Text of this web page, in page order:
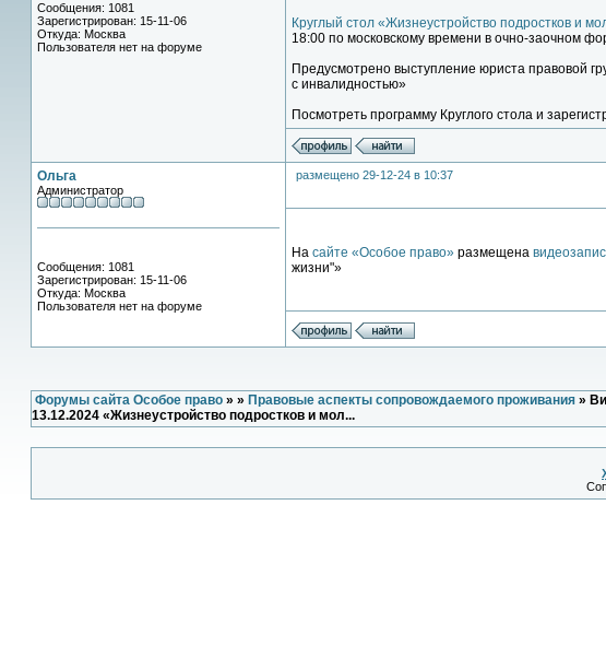
Сообщения: 1081
Зарегистрирован: 15-11-06
Откуда: Москва
Пользователя нет на форуме
Круглый стол «Жизнеустройство подростков и
18:00 по московскому времени в очно-заочном
Предусмотрено выступление юриста правовой
с инвалидностью»
Посмотреть программу Круглого стола и
Ольга
Администратор
Сообщения: 1081
Зарегистрирован: 15-11-06
Откуда: Москва
Пользователя нет на форуме
размещено 29-12-24 в 10:37
На сайте «Особое право» размещена
жизни"»
Форумы сайта Особое право » » Правовые аспекты сопровождаемого проживания »
13.12.2024 «Жизнеустройство подростков и мол...